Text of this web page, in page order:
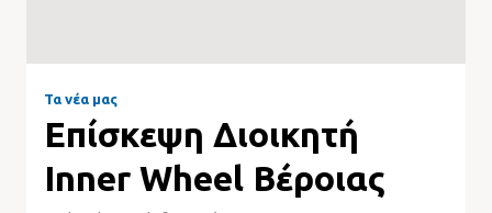
Τα νέα μας
Επίσκεψη Διοικητή
Inner Wheel Βέροιας